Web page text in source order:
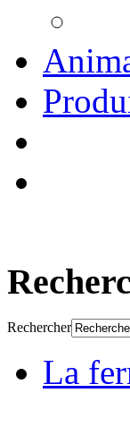
Rechercher
La